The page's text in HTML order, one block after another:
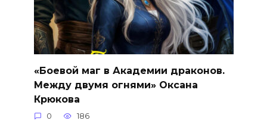
«Боевой маг в Академии драконов.
Между двумя огнями» Оксана
Крюкова
0 186